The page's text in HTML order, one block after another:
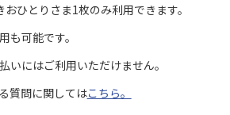
ひとりさま1枚のみ利用できます。
も可能です。
いにはご利用いただけません。
質問に関してはこちら。